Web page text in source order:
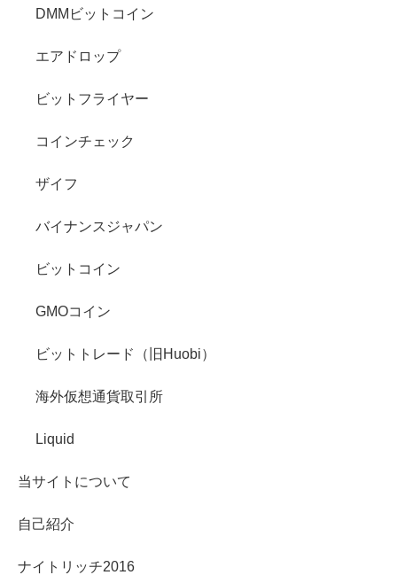
DMMビットコイン
エアドロップ
ビットフライヤー
コインチェック
ザイフ
バイナンスジャパン
ビットコイン
GMOコイン
ビットトレード（旧Huobi）
海外仮想通貨取引所
Liquid
当サイトについて
自己紹介
ナイトリッチ2016